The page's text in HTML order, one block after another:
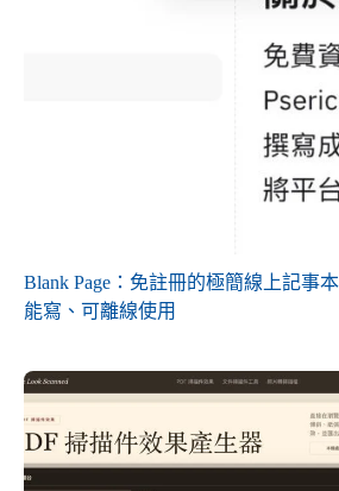
Blank Page：免註冊的極簡線上記事
能寫、可離線使用